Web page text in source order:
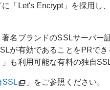
「Let's Encrypt」を採用し
著名ブランドのSSLサーバ
が有効であることをPRで
も利用可能な有料の独自
SSL 」をご参照ください。